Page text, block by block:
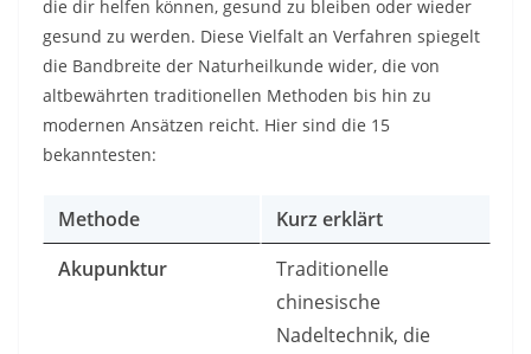
die dir helfen können, gesund zu bleiben oder wieder
gesund zu werden. Diese Vielfalt an Verfahren spiegelt
die Bandbreite der Naturheilkunde wider, die von
altbewährten traditionellen Methoden bis hin zu
modernen Ansätzen reicht. Hier sind die 15
bekanntesten:
Methode
Kurz erklärt
Akupunktur
Traditionelle
chinesische
Nadeltechnik, die